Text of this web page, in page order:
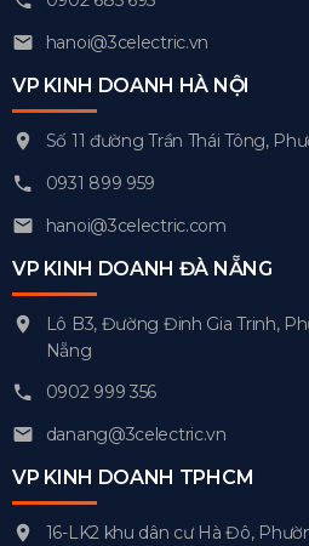
hanoi@3celectric.vn
VP KINH DOANH HÀ NỘI
Số 11 đường Trần Thái Tông,
0931 899 959
hanoi@3celectric.com
VP KINH DOANH ĐÀ NẴNG
Lô B3, Đường Đinh Gia Trinh,
Nẵng
0902 999 356
danang@3celectric.vn
VP KINH DOANH TPHCM
16-LK2 khu dân cư Hà Đô,